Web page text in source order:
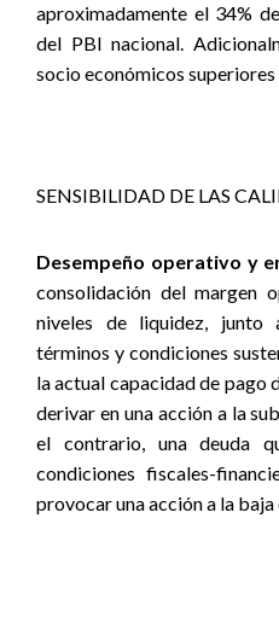
aproximadamente el 34%
del PBI nacional.
socio económicos
SENSIBILIDAD DE LAS
Desempeño operativo y
consolidación del margen
niveles de liquidez, junto
términos y condiciones
la actual capacidad de pago
derivar en una acción a la
el contrario, una deuda
condiciones fiscales-
provocar una acción a la